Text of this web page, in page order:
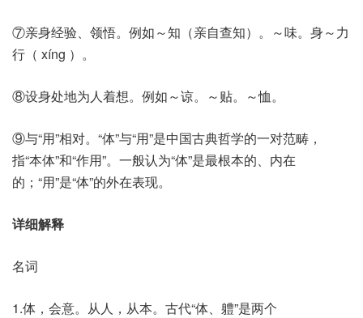
⑦亲身经验、领悟。例如～知（亲自查知）。～味。身～力
行（ xíng ）。
⑧设身处地为人着想。例如～谅。～贴。～恤。
⑨与“用”相对。“体”与“用”是中国古典哲学的一对范畴，
指“本体”和“作用”。一般认为“体”是最根本的、内在
的；“用”是“体”的外在表现。
详细解释
名词
1.体，会意。从人，从本。古代“体、軆”是两个